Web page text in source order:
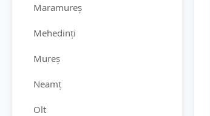
Maramureș
Mehedinți
Mureș
Neamț
Olt